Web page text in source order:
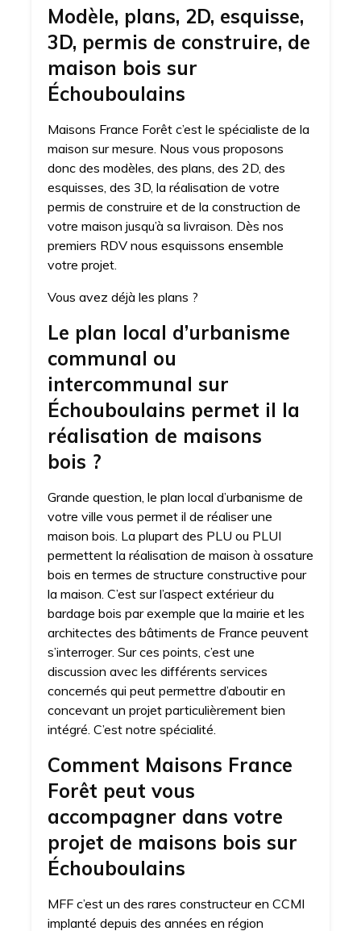
Modèle, plans, 2D, esquisse,
3D, permis de construire, de
maison bois sur
Échouboulains
Maisons France Forêt c’est le spécialiste de la
maison sur mesure. Nous vous proposons
donc des modèles, des plans, des 2D, des
esquisses, des 3D, la réalisation de votre
permis de construire et de la construction de
votre maison jusqu’à sa livraison. Dès nos
premiers RDV nous esquissons ensemble
votre projet.
Vous avez déjà les plans ?
Le plan local d’urbanisme
communal ou
intercommunal sur
Échouboulains permet il la
réalisation de maisons
bois ?
Grande question, le plan local d’urbanisme de
votre ville vous permet il de réaliser une
maison bois. La plupart des PLU ou PLUI
permettent la réalisation de maison à ossature
bois en termes de structure constructive pour
la maison. C’est sur l’aspect extérieur du
bardage bois par exemple que la mairie et les
architectes des bâtiments de France peuvent
s’interroger. Sur ces points, c’est une
discussion avec les différents services
concernés qui peut permettre d’aboutir en
concevant un projet particulièrement bien
intégré. C’est notre spécialité.
Comment Maisons France
Forêt peut vous
accompagner dans votre
projet de maisons bois sur
Échouboulains
MFF c’est un des rares constructeur en CCMI
implanté depuis des années en région